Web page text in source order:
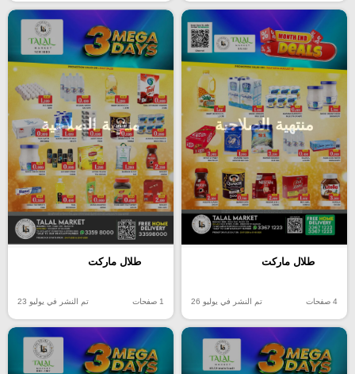
منتهية الصلاحية
طلال ماركت
4 صفحات تم النشر في يوليو 26
منتهية الصلاحية
طلال ماركت
1 صفحات تم النشر في يوليو 23